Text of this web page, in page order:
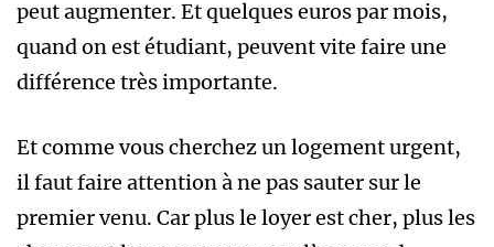
peut augmenter. Et quelques euros par mois,
quand on est étudiant, peuvent vite faire une
différence très importante.
Et comme vous cherchez un logement urgent,
il faut faire attention à ne pas sauter sur le
premier venu. Car plus le loyer est cher, plus les